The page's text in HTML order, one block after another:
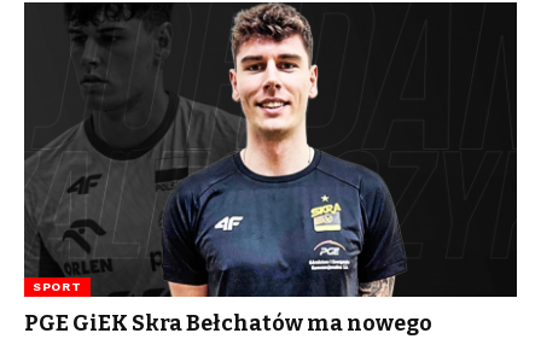
SPORT
PGE GiEK Skra Bełchatów ma nowego